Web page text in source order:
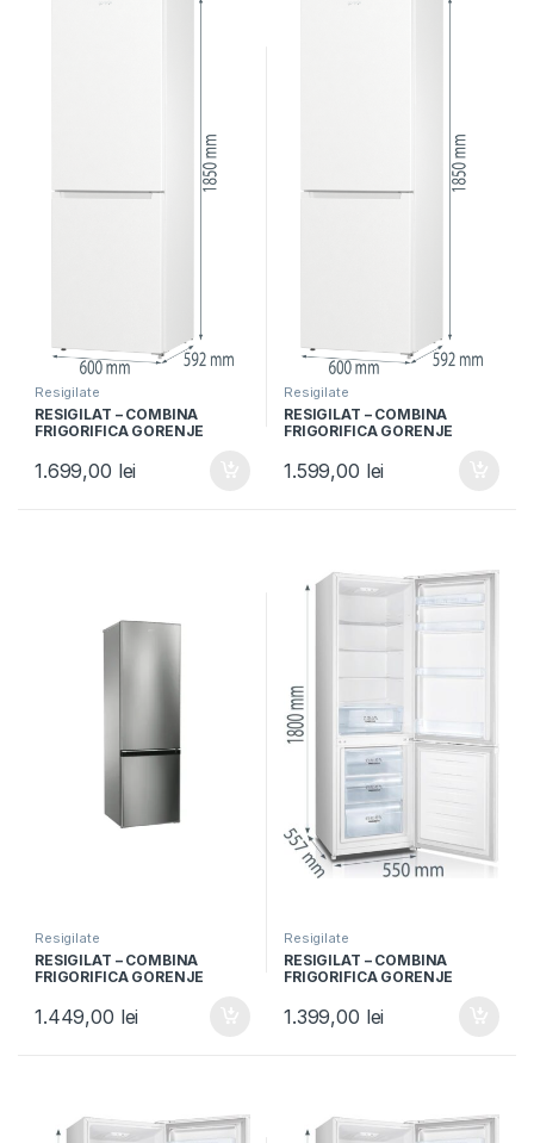
Resigilate
RESIGILAT – COMBINA
FRIGORIFICA GORENJE
NoFrost Plus, IonAir,
Multiflow 360°, Alb
1.699,00 lei
Resigilate
RESIGILAT – COMBINA
FRIGORIFICA GORENJE
NoFrost Plus, IonAir,
Multiflow 360°, Alb
1.599,00 lei
Resigilate
RESIGILAT – COMBINA
FRIGORIFICA GORENJE
Usi reversibile, H 176cm,
Inox
1.449,00 lei
Resigilate
RESIGILAT – COMBINA
FRIGORIFICA GORENJE
Usi reversibile, H 180cm, Alb
1.399,00 lei